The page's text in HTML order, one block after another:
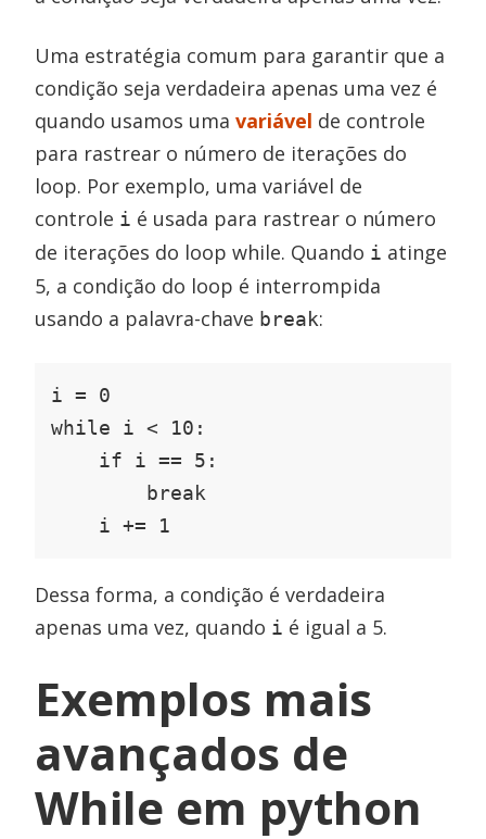
Uma estratégia comum para garantir que a
condição seja verdadeira apenas uma vez é
quando usamos umavariável de controle
para rastrear o número de iterações do
loop. Por exemplo, uma variável de
controle i é usada para rastrear o número
de iterações do loop while. Quando i atinge
5, a condição do loop é interrompida
usando a palavra-chave break:
i = 0
while i < 10:
    i += 1
Dessa forma, a condição é verdadeira
apenas uma vez, quando i é igual a 5.
Exemplos mais
avançados de
While em python